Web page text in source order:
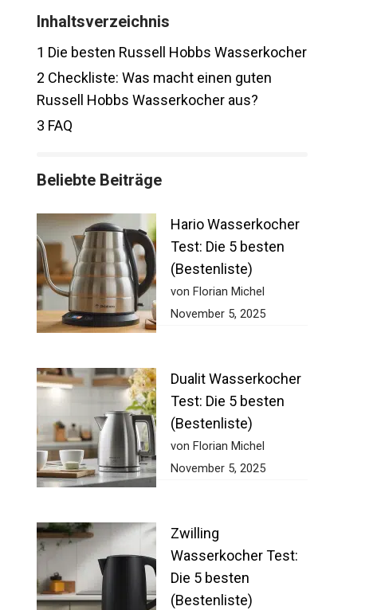
Inhaltsverzeichnis
1 Die besten Russell Hobbs Wasserkocher
2 Checkliste: Was macht einen guten
Russell Hobbs Wasserkocher aus?
3 FAQ
Beliebte Beiträge
Hario Wasserkocher
Test: Die 5 besten
(Bestenliste)
von Florian Michel
November 5, 2025
Dualit Wasserkocher
Test: Die 5 besten
(Bestenliste)
von Florian Michel
November 5, 2025
Zwilling
Wasserkocher Test:
Die 5 besten
(Bestenliste)